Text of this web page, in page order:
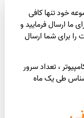
خود تنها کافی
ما ارسال فرمایید و
برای شما ارسال
، تعداد سرور
طی یک ماه